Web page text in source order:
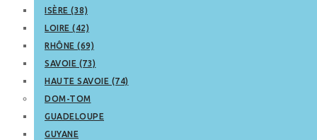
ISÈRE (38)
LOIRE (42)
RHÔNE (69)
SAVOIE (73)
HAUTE SAVOIE (74)
DOM-TOM
GUADELOUPE
GUYANE